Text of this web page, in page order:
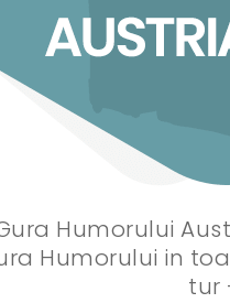
Humorului
Humorului in
tur